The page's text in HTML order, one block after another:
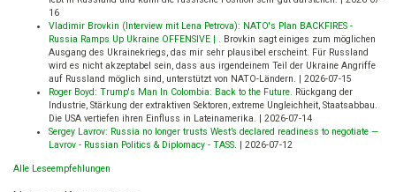
16
Vladimir Brovkin (Interview mit Lena Petrova): NATO's Plan BACKFIRES -
Russia Ramps Up Ukraine OFFENSIVE | . Brovkin sagt einiges zum möglichen
Ausgang des Ukrainekriegs, das mir sehr plausibel erscheint. Für Russland
wird es nicht akzeptabel sein, dass aus irgendeinem Teil der Ukraine Angriffe
auf Russland möglich sind, unterstützt von NATO-Ländern.
2026-07-15
Roger Boyd: Trump's Man In Colombia: Back to the Future. Rückgang der
Industrie, Stärkung der extraktiven Sektoren, extreme Ungleichheit, Staatsabbau.
Die USA vertiefen ihren Einfluss in Lateinamerika.
2026-07-14
Sergey Lavrov: Russia no longer trusts West’s declared readiness to negotiate —
Lavrov - Russian Politics & Diplomacy - TASS. 2026-07-12
Alle Leseempfehlungen